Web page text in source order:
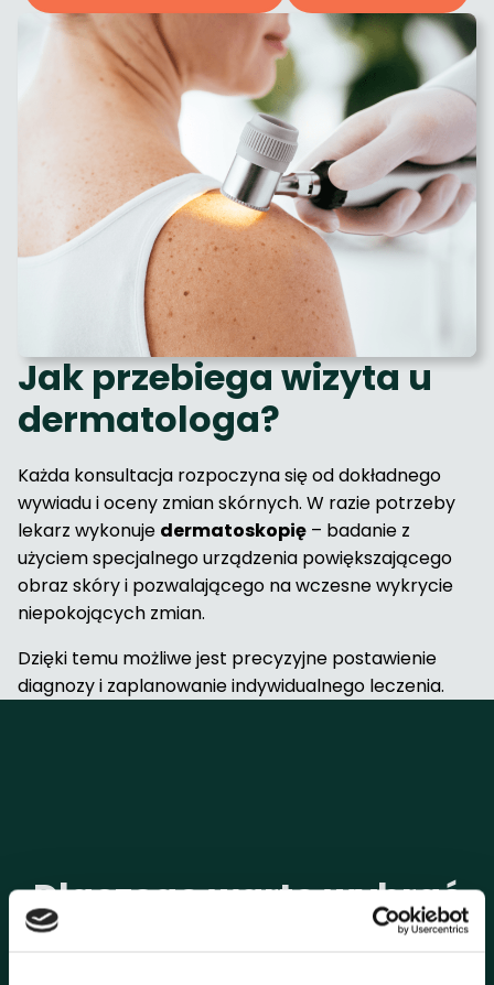
Jak przebiega wizyta u
dermatologa?
Każda konsultacja rozpoczyna się od dokładnego
wywiadu i oceny zmian skórnych. W razie potrzeby
lekarz wykonuje dermatoskopię – badanie z
użyciem specjalnego urządzenia powiększającego
obraz skóry i pozwalającego na wczesne wykrycie
niepokojących zmian.
Dzięki temu możliwe jest precyzyjne postawienie
diagnozy i zaplanowanie indywidualnego leczenia.
Dlaczego warto wybrać
dermatologię w JJClinic?